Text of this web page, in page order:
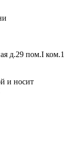
д.29 пом.I ком.1
и носит